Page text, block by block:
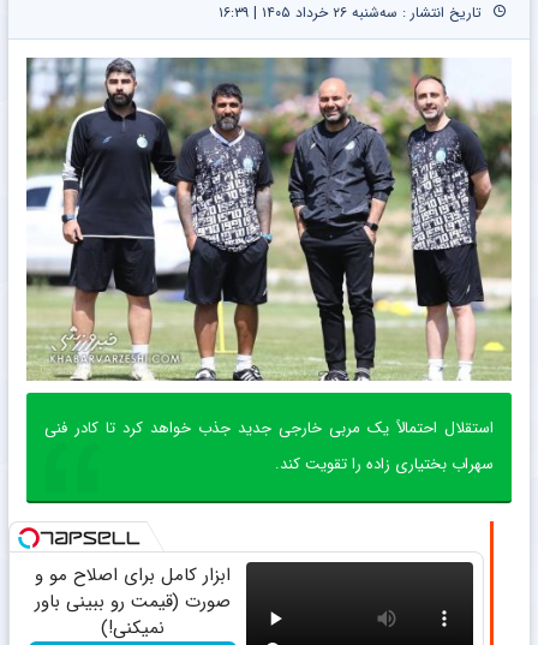
تاریخ انتشار : سه‌شنبه ۲۶ خرداد ۱۴۰۵ | ۱۶:۳۹
استقلال احتمالاً یک مربی خارجی جدید جذب خواهد کرد تا کادر فنی
سهراب بختیاری زاده را تقویت کند.
ابزار کامل برای اصلاح مو و
صورت (قیمت رو ببینی باور
نمیکنی!)